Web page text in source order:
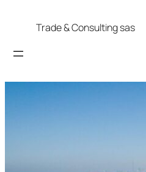
Trade & Consulting sas